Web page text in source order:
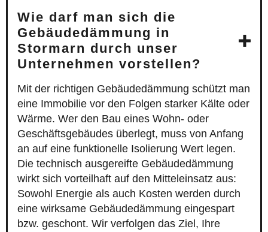
Wie darf man sich die
Gebäudedämmung in
Stormarn durch unser
Unternehmen vorstellen?
Mit der richtigen Gebäudedämmung schützt man
eine Immobilie vor den Folgen starker Kälte oder
Wärme. Wer den Bau eines Wohn- oder
Geschäftsgebäudes überlegt, muss von Anfang
an auf eine funktionelle Isolierung Wert legen.
Die technisch ausgereifte Gebäudedämmung
wirkt sich vorteilhaft auf den Mitteleinsatz aus:
Sowohl Energie als auch Kosten werden durch
eine wirksame Gebäudedämmung eingespart
bzw. geschont. Wir verfolgen das Ziel, Ihre